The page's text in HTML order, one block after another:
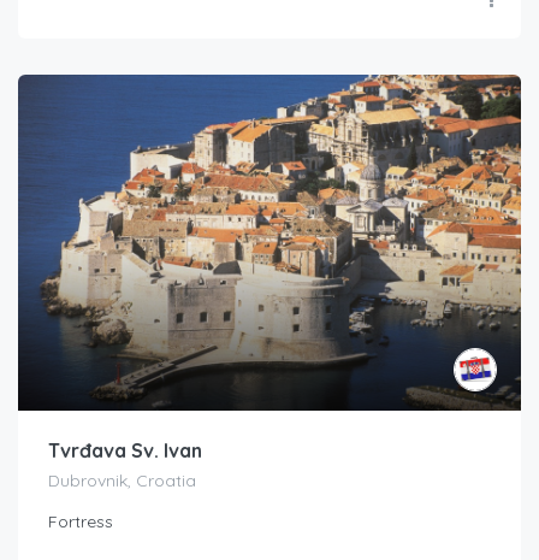
Tvrđava Sv. Ivan
Dubrovnik, Croatia
Fortress